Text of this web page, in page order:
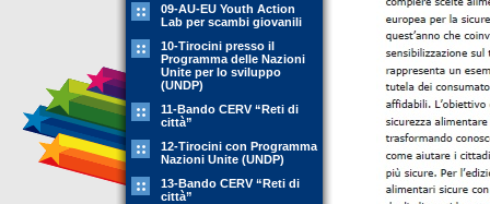
09-AU-EU Youth Action
Lab per scambi giovanili
10-Tirocini presso il
Programma delle Nazioni
Unite per lo sviluppo
(UNDP)
11-Bando CERV “Reti di
città”
12-Tirocini con Programma
Nazioni Unite (UNDP)
13-Bando CERV “Reti di
città”